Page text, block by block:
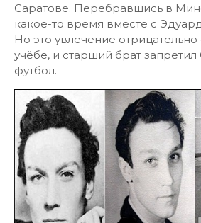
Саратове. Перебравшись в
какое-то время вместе с
Но это увлечение отрицательно
учёбе, и старший брат запретил
футбол.